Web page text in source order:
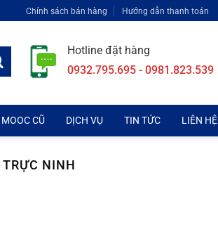
Chính sách bán hàng Hướng dẫn thanh toán
Hotline đặt hàng
0932.795.695 - 0981.823.539
MOOC CŨ DỊCH VỤ TIN TỨC LIÊN HỆ
NINH